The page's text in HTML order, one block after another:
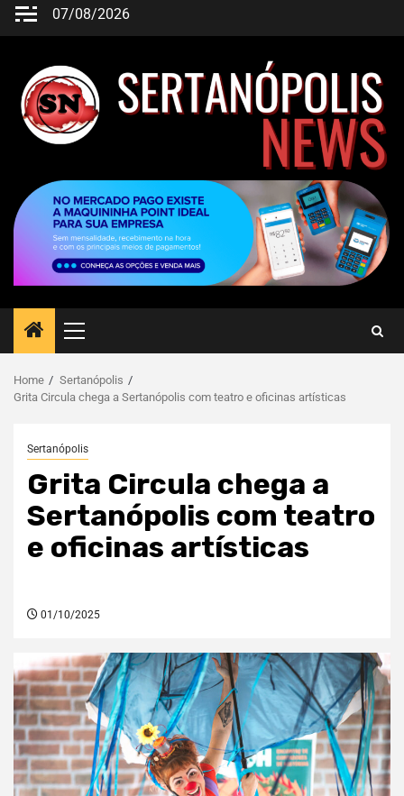
07/08/2026
Home
Sertanópolis
Grita Circula chega a Sertanópolis com teatro e oficinas artísticas
Sertanópolis
Grita Circula chega a
Sertanópolis com teatro
e oficinas artísticas
01/10/2025